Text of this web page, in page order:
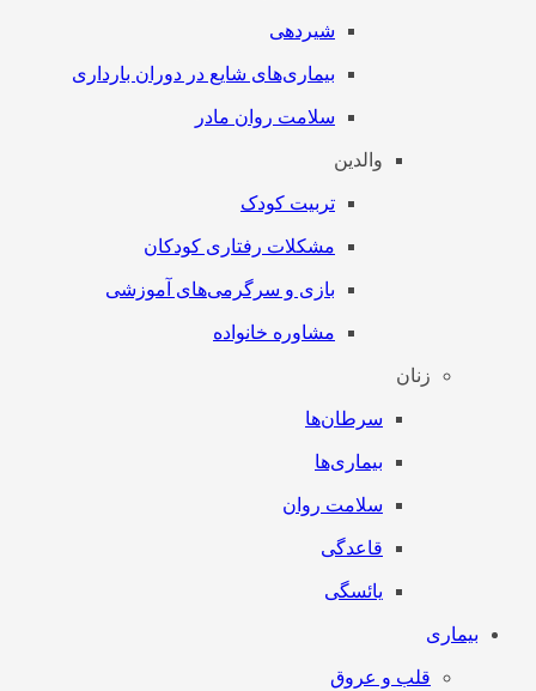
شیردهی
بیماری‌های شایع در دوران بارداری
سلامت روان مادر
والدین
تربیت کودک
مشکلات رفتاری کودکان
بازی و سرگرمی‌های آموزشی
مشاوره خانواده
زنان
سرطان‌‌ها
بیماری‌ها
سلامت روان
قاعدگی
یائسگی
بیماری
قلب و عروق